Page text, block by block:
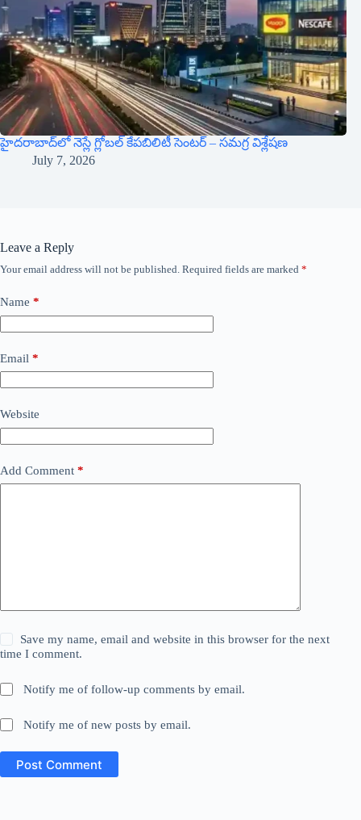
హైదరాబాద్‌లో నెస్లే గ్లోబల్ కేపబిలిటీ సెంటర్ – సమగ్ర విశ్లేషణ
July 7, 2026
Leave a Reply
Your email address will not be published. Required fields are marked *
Name *
Email *
Website
Add Comment *
Save my name, email and website in this browser for the next
time I comment.
Notify me of follow-up comments by email.
Notify me of new posts by email.
Post Comment